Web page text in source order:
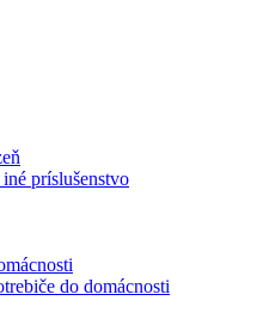
príslušenstvo
do domácnosti